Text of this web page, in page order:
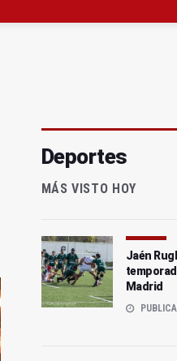
Deportes
MÁS VISTO HOY
Jaén
Madrid